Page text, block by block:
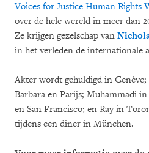
Voices for Justice Human Rights
over de hele wereld in meer dan
Ze krijgen gezelschap van
in het verleden de internationale
Akter wordt gehuldigd in
Barbara en Parijs; Muhammadi
en San Francisco; en Ray in
tijdens een diner in München.